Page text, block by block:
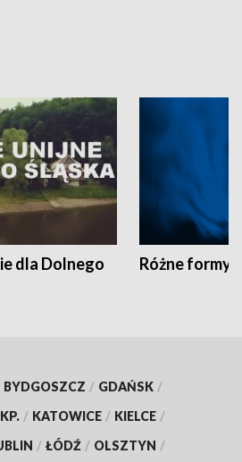
dla Dolnego
Różne formy
BYDGOSZCZ / GDAŃSK /
/ KATOWICE / KIELCE /
/ ŁÓDŹ / OLSZTYN /